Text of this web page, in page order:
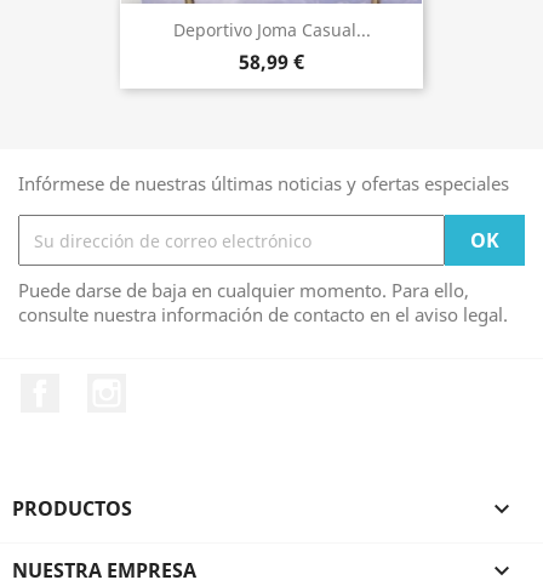
Deportivo Joma Casual...
58,99 €
Infórmese de nuestras últimas noticias y ofertas especiales
Puede darse de baja en cualquier momento. Para ello,
consulte nuestra información de contacto en el aviso legal.
PRODUCTOS 
NUESTRA EMPRESA 